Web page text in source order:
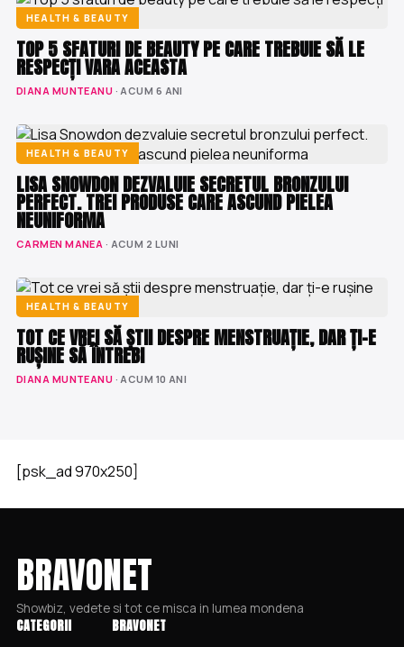
HEALTH & BEAUTY
TOP 5 SFATURI DE BEAUTY PE CARE TREBUIE SĂ LE
RESPECȚI VARA ACEASTA
DIANA MUNTEANU · ACUM 6 ANI
HEALTH & BEAUTY
LISA SNOWDON DEZVALUIE SECRETUL BRONZULUI
PERFECT. TREI PRODUSE CARE ASCUND PIELEA
NEUNIFORMA
CARMEN MANEA · ACUM 2 LUNI
HEALTH & BEAUTY
TOT CE VREI SĂ ȘTII DESPRE MENSTRUAȚIE, DAR ȚI-E
RUȘINE SĂ ÎNTREBI
DIANA MUNTEANU · ACUM 10 ANI
[psk_ad 970x250]
BRAVONET
Showbiz, vedete si tot ce misca in lumea mondena
CATEGORII BRAVONET